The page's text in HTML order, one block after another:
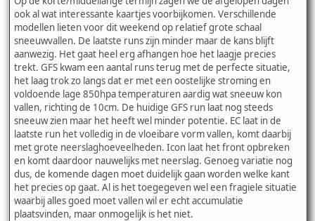
ook al wat interessante kaartjes voorbijkomen. Verschillende
modellen lieten voor dit weekend op relatief grote schaal
sneeuwvallen. De laatste runs zijn minder maar de kans blijft
aanwezig. Het gaat heel erg afhangen hoe het laagje precies
trekt. GFS kwam een aantal runs terug met de perfecte situatie,
het laag trok zo langs dat er met een oostelijke stroming en
voldoende lage 850hpa temperaturen aardig wat sneeuw kon
vallen, richting de 10cm. De huidige GFS run laat nog steeds
sneeuw zien maar het heeft wel minder potentie. EC laat in de
laatste run het volledig in de vloeibare vorm vallen, komt daarbij
met grote neerslaghoeveelheden. Icon laat het front opbreken
en komt daardoor nauwelijks met neerslag. Genoeg variatie nog
dus, de komende dagen moet duidelijk gaan worden welke kant
het precies op gaat. Al is het toegegeven wel een fragiele situatie
waarbij alles goed moet vallen wil er echt accumulatie
plaatsvinden, maar onmogelijk is het niet.